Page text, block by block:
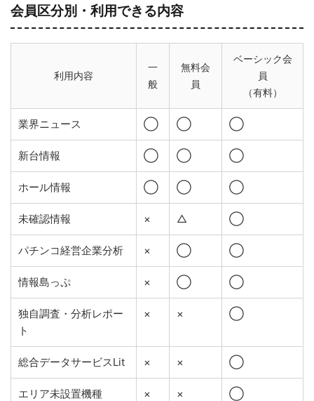
会員区分別・利用できる内容
利用内容
一
般
無料会
員
ベーシック会
員
（有料）
業界ニュース ◯ ◯ ◯
新台情報 ◯ ◯ ◯
ホール情報 ◯ ◯ ◯
未確認情報 × △ ◯
パチンコ経営企業分析 × ◯ ◯
情報島っぷ × ◯ ◯
独自調査・分析レポー
ト
× × ◯
総合データサービスLit × × ◯
エリア未設置機種 × × ◯